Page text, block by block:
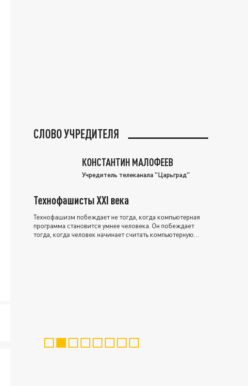
СЛОВО УЧРЕДИТЕЛЯ
КОНСТАНТИН МАЛОФЕЕВ
Учредитель телеканала "Царьград"
Технофашисты XXI века
Технофашизм побеждает не тогда, когда компьютерная
программа становится умнее человека. Он побеждает
тогда, когда человек начинает считать компьютерную